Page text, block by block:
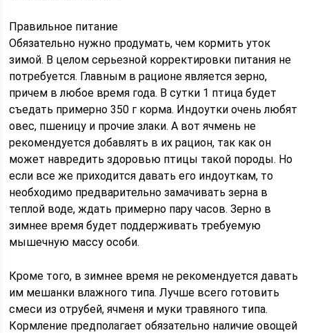
Правильное питание
Обязательно нужно продумать, чем кормить уток
зимой. В целом серьезной корректировки питания не
потребуется. Главным в рационе является зерно,
причем в любое время года. В сутки 1 птица будет
съедать примерно 350 г корма. Индоутки очень любят
овес, пшеницу и прочие злаки. А вот ячмень не
рекомендуется добавлять в их рацион, так как он
может навредить здоровью птицы такой породы. Но
если все же приходится давать его индоуткам, то
необходимо предварительно замачивать зерна в
теплой воде, ждать примерно пару часов. Зерно в
зимнее время будет поддерживать требуемую
мышечную массу особи.
Кроме того, в зимнее время не рекомендуется давать
им мешанки влажного типа. Лучше всего готовить
смеси из отрубей, ячменя и муки травяного типа.
Кормление предполагает обязательно наличие овощей